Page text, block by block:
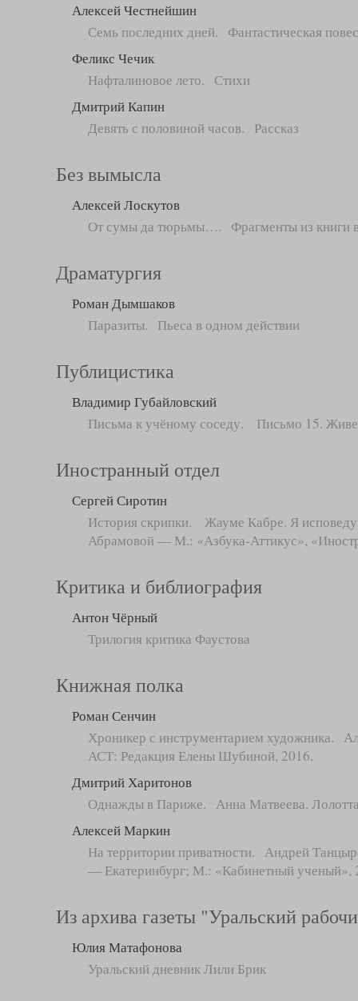
Алексей Честнейшин
Семь последних дней. Фантастическая
Феликс Чечик
Нафталиновое лето. Стихи
Дмитрий Капин
Девять с половиной часов. Рассказ
Без вымысла
Алексей Лоскутов
От сумы да тюрьмы…. Фрагменты из книги
Драматургия
Роман Дымшаков
Паразиты. Пьеса в одном действии
Публицистика
Владимир Губайловский
Письма к учёному соседу. Письмо 15.
Иностранный отдел
Сергей Сиротин
История скрипки. Жауме Кабре. Я
Абрамовой — М.: «Азбука-Аттикус»,
Критика и библиография
Антон Чёрный
Трилогия критика Фаустова
Книжная полка
Роман Сенчин
Хроникер с инструментарием художника.
АСТ: Редакция Елены Шубиной, 2016.
Дмитрий Харитонов
Однажды в Париже. Анна Матвеева.
Алексей Маркин
На территории приватности. Андрей
— Екатеринбург; М.: «Кабинетный ученый»,
Из архива газеты "Уральский
Юлия Матафонова
Уральский дневник Лили Брик